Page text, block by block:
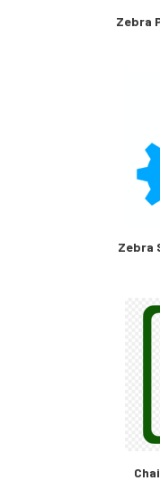
Zebra
Zebra